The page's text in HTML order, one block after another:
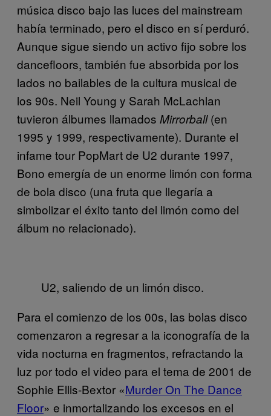
música disco bajo las luces del mainstream
había terminado, pero el disco en sí perduró.
Aunque sigue siendo un activo fijo sobre los
dancefloors, también fue absorbida por los
lados no bailables de la cultura musical de
los 90s. Neil Young y Sarah McLachlan
tuvieron álbumes llamados Mirrorball(en
1995 y 1999, respectivamente). Durante el
infame tour PopMart de U2 durante 1997,
Bono emergía de un enorme limón con forma
de bola disco (una fruta que llegaría a
simbolizar el éxito tanto del limón como del
álbum no relacionado).
U2, saliendo de un limón disco.
Para el comienzo de los 00s, las bolas disco
comenzaron a regresar a la iconografía de la
vida nocturna en fragmentos, refractando la
luz por todo el video para el tema de 2001 de
Sophie Ellis-Bextor «Murder On The Dance
Floor» e inmortalizando los excesos en el